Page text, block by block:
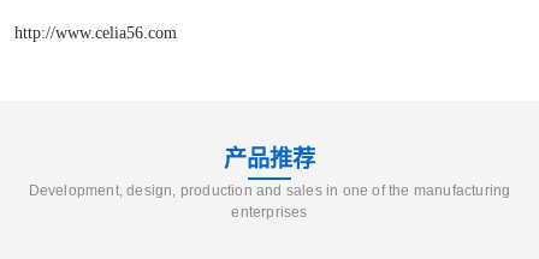
http://www.celia56.com
产品推荐
Development, design, production and sales in one of the manufacturing
enterprises